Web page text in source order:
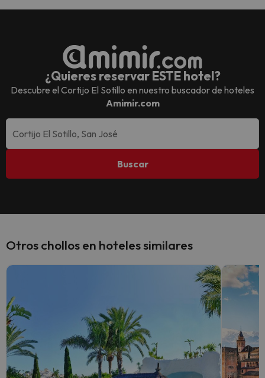
¿Quieres reservar ESTE hotel?
Descubre el Cortijo El Sotillo en nuestro buscador de hoteles
Amimir.com
Buscar
Otros chollos en hoteles similares